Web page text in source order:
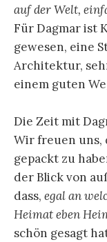
auf der Welt,
Für Dagmar ist
gewesen, eine
Architektur,
einem guten
Die Zeit mit
Wir freuen uns,
gepackt zu
der Blick von
dass, egal an
Heimat eben
schön gesagt